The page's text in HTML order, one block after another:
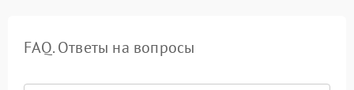
FAQ. Ответы на вопросы